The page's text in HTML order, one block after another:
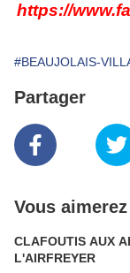
https://
#BEAUJOLAIS-
Partager
Vous
CLAFOUTIS AUX
L'AIRFREYER